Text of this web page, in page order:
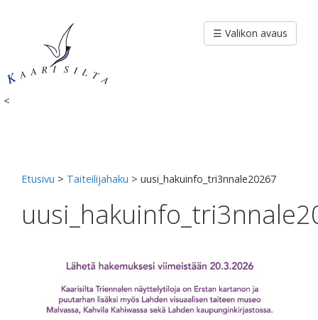
<
☰ Valikon avaus
Etusivu > Taiteilijahaku > uusi_hakuinfo_tri3nnale20267